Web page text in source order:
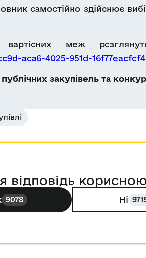
самостійно здійснює
меж
aca6-4025-951d-
закупівель та
відповідь
9078 Ні